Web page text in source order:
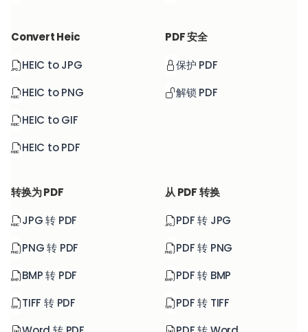
Convert Heic
HEIC to JPG
HEIC to PNG
HEIC to GIF
HEIC to PDF
PDF 安全
保护 PDF
解锁 PDF
转换为 PDF
JPG 转 PDF
PNG 转 PDF
BMP 转 PDF
TIFF 转 PDF
从 PDF 转换
PDF 转 JPG
PDF 转 PNG
PDF 转 BMP
PDF 转 TIFF